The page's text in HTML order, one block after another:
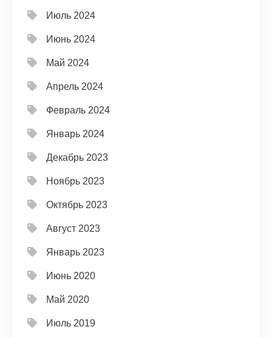
Июль 2024
Июнь 2024
Май 2024
Апрель 2024
Февраль 2024
Январь 2024
Декабрь 2023
Ноябрь 2023
Октябрь 2023
Август 2023
Январь 2023
Июнь 2020
Май 2020
Июль 2019